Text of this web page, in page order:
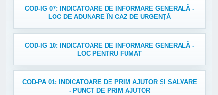
COD-IG 07: INDICATOARE DE INFORMARE GENERALĂ -
LOC DE ADUNARE ÎN CAZ DE URGENȚĂ
COD-IG 10: INDICATOARE DE INFORMARE GENERALĂ -
LOC PENTRU FUMAT
COD-PA 01: INDICATOARE DE PRIM AJUTOR ȘI SALVARE
- PUNCT DE PRIM AJUTOR